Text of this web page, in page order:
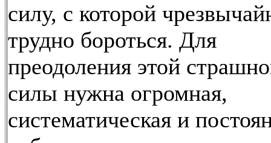
силу, с которой
трудно бороться. Для
преодоления этой
силы нужна огромная,
систематическая и